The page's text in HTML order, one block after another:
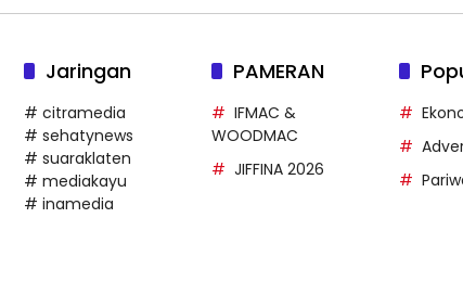
Jaringan
# citramedia
# sehatynews
# suaraklaten
# mediakayu
# inamedia
PAMERAN
IFMAC &
WOODMAC
JIFFINA 2026